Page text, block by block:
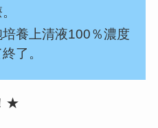
養上清液100％濃度
了。
★